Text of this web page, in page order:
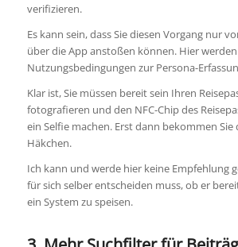
verifizieren.
Es kann sein, dass Sie diesen Vorgang nur
über die App anstoßen können. Hier
Nutzungsbedingungen zur Persona-
Klar ist, Sie müssen bereit sein Ihren
fotografieren und den NFC-Chip des
ein Selfie machen. Erst dann bekommen Sie
Häkchen.
Ich kann und werde hier keine Empfehlung
für sich selber entscheiden muss, ob er
ein System zu speisen.